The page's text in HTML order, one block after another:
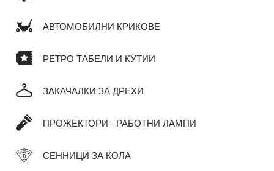
АВТОМОБИЛНИ КРИКОВЕ
РЕТРО ТАБЕЛИ И КУТИИ
ЗАКАЧАЛКИ ЗА ДРЕХИ
ПРОЖЕКТОРИ - РАБОТНИ ЛАМПИ
СЕННИЦИ ЗА КОЛА